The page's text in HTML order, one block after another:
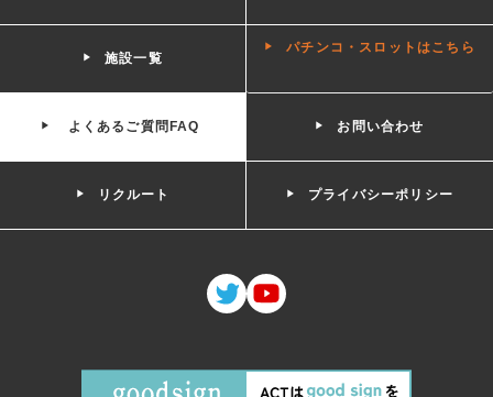
施設一覧
パチンコ・スロットはこちら
よくあるご質問FAQ お問い合わせ
リクルート プライバシーポリシー